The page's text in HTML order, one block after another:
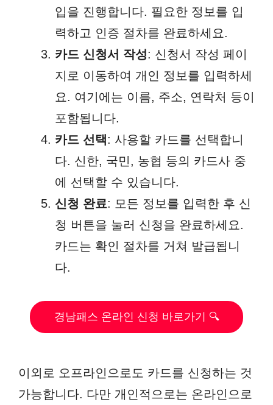
입을 진행합니다. 필요한 정보를 입
력하고 인증 절차를 완료하세요.
카드 신청서 작성: 신청서 작성 페이
지로 이동하여 개인 정보를 입력하세
요. 여기에는 이름, 주소, 연락처 등이
포함됩니다.
카드 선택: 사용할 카드를 선택합니
다. 신한, 국민, 농협 등의 카드사 중
에 선택할 수 있습니다.
신청 완료: 모든 정보를 입력한 후 신
청 버튼을 눌러 신청을 완료하세요.
카드는 확인 절차를 거쳐 발급됩니
다.
경남패스 온라인 신청 바로가기 🔍
이외로 오프라인으로도 카드를 신청하는 것
가능합니다. 다만 개인적으로는 온라인으로